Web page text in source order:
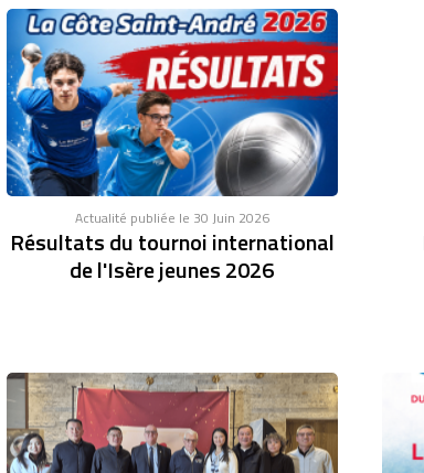
Actualité publiée le 30 Juin 2026
Résultats du tournoi international
de l'Isère jeunes 2026